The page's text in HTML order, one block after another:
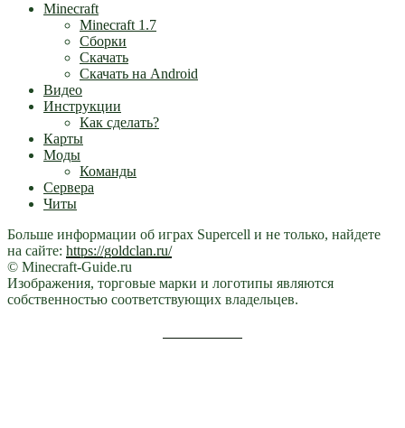
Minecraft
Minecraft 1.7
Сборки
Скачать
Скачать на Android
Видео
Инструкции
Как сделать?
Карты
Моды
Команды
Сервера
Читы
Больше информации об играх Supercell и не только, найдете
на сайте: https://goldclan.ru/
© Minecraft-Guide.ru
Изображения, торговые марки и логотипы являются
собственностью соответствующих владельцев.